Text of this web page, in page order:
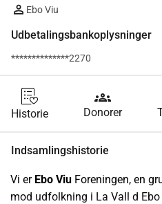
Ebo Viu
Udbetalingsbankoplysninger
**************2270
Historie
groups
Donorer
Indsamlingshistorie
Vi er Ebo Viu Foreningen, en
mod udfolkning i La Vall d